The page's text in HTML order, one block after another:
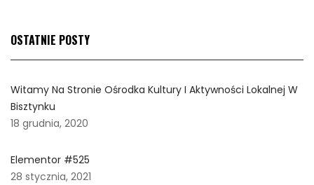
OSTATNIE POSTY
Witamy Na Stronie Ośrodka Kultury I Aktywności Lokalnej W
Bisztynku
18 grudnia, 2020
Elementor #525
28 stycznia, 2021